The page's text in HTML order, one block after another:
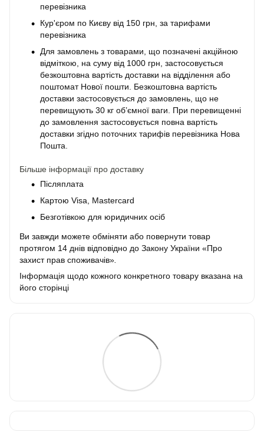
перевізника
Кур'єром по Києву від 150 грн, за тарифами
перевізника
Для замовлень з товарами, що позначені акційною
відміткою, на суму від 1000 грн, застосовується
безкоштовна вартість доставки на відділення або
поштомат Нової пошти. Безкоштовна вартість
доставки застосовується до замовлень, що не
перевищують 30 кг об’ємної ваги. При перевищенні
до замовлення застосовується повна вартість
доставки згідно поточних тарифів перевізника Нова
Пошта.
Більше інформації про доставку
Післяплата
Картою Visa, Mastercard
Безготівкою для юридичних осіб
Ви завжди можете обміняти або повернути товар
протягом 14 днів відповідно до Закону України «Про
захист прав споживачів»
Інформація щодо кожного конкретного товару вказана на
його сторінці